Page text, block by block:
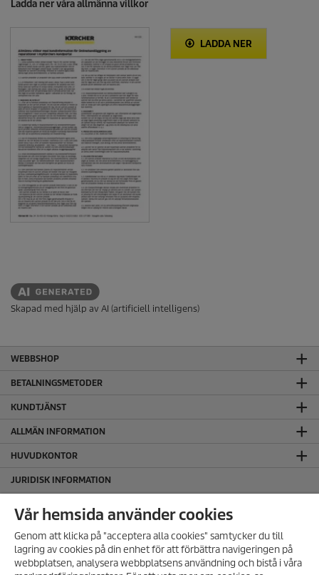
Ladda ner våra allmänna villkor
LADDA NER
Skapad med hjälp av AI (artificiell intelligens)
WEBBSHOP
BETALNINGSMETODER
KUNDTJÄNST
ALLMÄN INFORMATION
HUVUDKONTOR
JURIDISK INFORMATION
Copyright
Friskrivningsklausul
Hantering av personuppgifter
Integritetspolicy
Vår hemsida använder cookies
Genom att klicka på "acceptera alla cookies" samtycker du till
lagring av cookies på din enhet för att förbättra navigeringen på
webbplatsen, analysera webbplatsens användning och bistå i våra